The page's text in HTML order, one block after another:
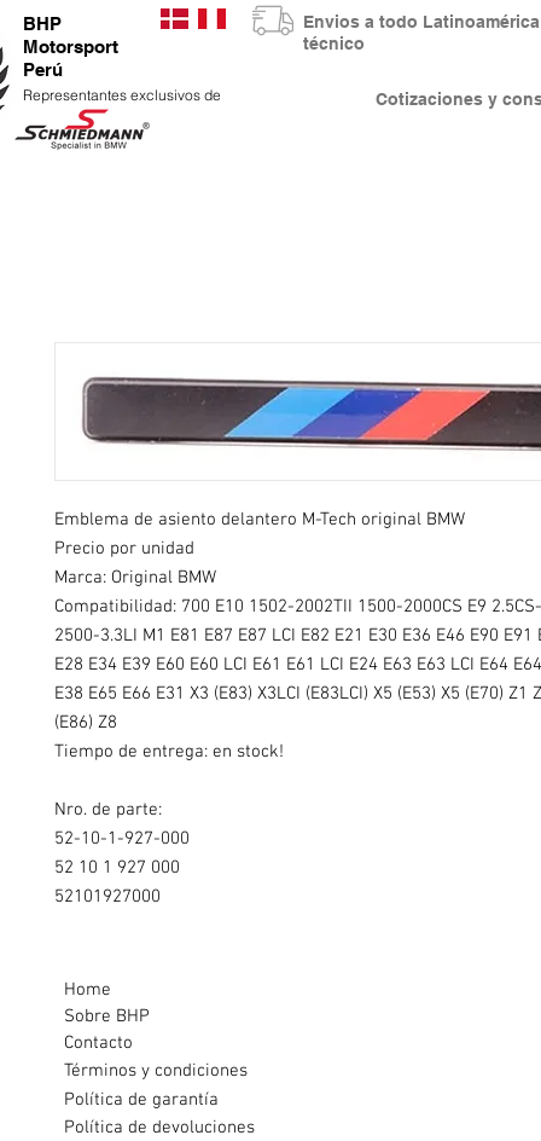
BHP
Motorsport
Perú
Representantes exclusivos de Cotizaciones y
Envios a todo
técnico
Emblema de asiento delantero M-Tech original BMW
Precio por unidad
Marca: Original BMW
Compatibilidad: 700 E10 1502-2002TII 1500-2000CS E9
2500-3.3LI M1 E81 E87 E87 LCI E82 E21 E30 E36 E46 E90 E91
E28 E34 E39 E60 E60 LCI E61 E61 LCI E24 E63 E63 LCI E64
E38 E65 E66 E31 X3 (E83) X3LCI (E83LCI) X5 (E53) X5 (E70) Z1
(E86) Z8
Tiempo de entrega: en stock!
Nro. de parte:
52-10-1-927-000
52 10 1 927 000
52101927000
Home
Sobre BHP
Contacto
Términos y condiciones
Política de garantía
Política de devoluciones